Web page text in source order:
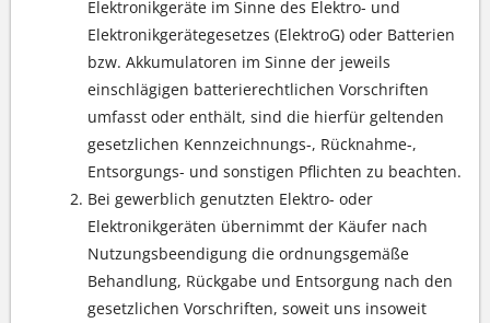
Elektronikgeräte im Sinne des Elektro- und
Elektronikgerätegesetzes (ElektroG) oder Batterien
bzw. Akkumulatoren im Sinne der jeweils
einschlägigen batterierechtlichen Vorschriften
umfasst oder enthält, sind die hierfür geltenden
gesetzlichen Kennzeichnungs-, Rücknahme-,
Entsorgungs- und sonstigen Pflichten zu beachten.
Bei gewerblich genutzten Elektro- oder
Elektronikgeräten übernimmt der Käufer nach
Nutzungsbeendigung die ordnungsgemäße
Behandlung, Rückgabe und Entsorgung nach den
gesetzlichen Vorschriften, soweit uns insoweit